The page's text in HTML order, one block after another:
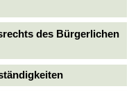
des Bürgerlichen